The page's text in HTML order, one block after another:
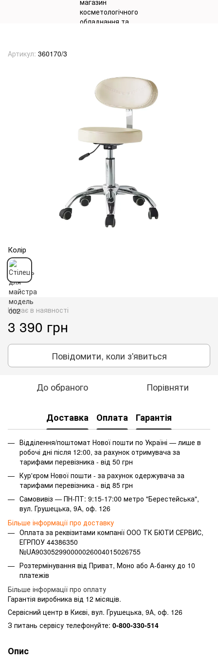
Артикул: 360170/3
Колір
Немає в наявності
3 390 грн
Повідомити, коли з'явиться
До обраного Порівняти
Доставка Оплата Гарантія
Відділення/поштомат Нової пошти по Україні — лише в
робочі дні після 12:00, за рахунок отримувача за
тарифами перевізника - від 50 грн
Кур'єром Нової пошти - за рахунок одержувача за
тарифами перевізника - від 85 грн
Самовивіз — ПН-ПТ: 9:15-17:00 метро "Берестейська",
вул. Грушецька, 9А, оф. 126
Більше інформації про доставку
Оплата за реквізитами компанії ООО ТК БЮТИ СЕРВИС,
ЕГРПОУ 44386350
№UA903052990000026004015026755
Розтермінування від Приват, Моно або А-банку до 10
платежів
Більше інформації про оплату
Гарантія виробника від 12 місяців.
Сервісний центр в Києві, вул. Грушецька, 9А, оф. 126
З питань сервісу телефонуйте: 0-800-330-514
Опис